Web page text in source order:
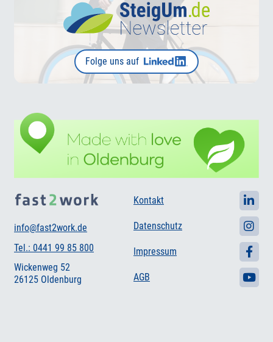
Folge uns auf
info@fast2work.de
Tel.: 0441 99 85 800
Wickenweg 52
26125 Oldenburg
Kontakt
Datenschutz
Impressum
AGB